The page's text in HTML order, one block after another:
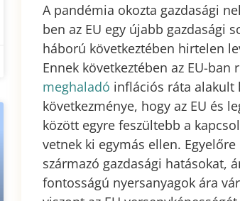
A pandémia okozta gazdasági
ben az EU egy újabb gazdasági
háború következtében hirtelen
Ennek következtében az EU-ban
meghaladó inflációs ráta alakult
következménye, hogy az EU és
között egyre feszültebb a
vetnek ki egymás ellen.
származó gazdasági hatásokat,
fontosságú nyersanyagok ára